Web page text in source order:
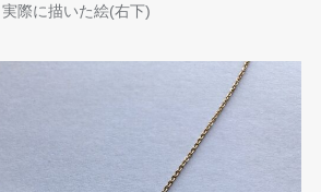
実際に描いた絵(右下)